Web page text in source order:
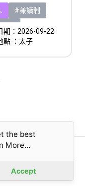
#兼讀制
程
期：2026-09-22
點 ：太子
the best
More...
Accept
(擔保有限公司)